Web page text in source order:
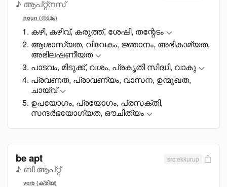
♪ ആപ്റ്റ്നസ്
noun (നാമം)
കഴി, കഴിവ്, കരുത്ത്, ശേഷി, തന്റേടം
ആശാസ്യത, വിവേകം, ജ്ഞാനം, അഭികാമ്യത,
അഭിലഷണീയത
പാടവം, മിടുക്ക്, വശം, പ്രകൃതി സിദ്ധി, വാകു
പ്രവണത, പ്രാവണ്യം, വാസന, ഉന്മുഖത,
ചായ്വ്
ഉപയോഗം, പ്രയോഗം, പ്രസക്തി,
സന്ദർഭയോഗ്യത, ഔചിത്യം
be apt
♪ ബീ ആപ്റ്റ്
src:ekkurup
verb (ക്രിയ)